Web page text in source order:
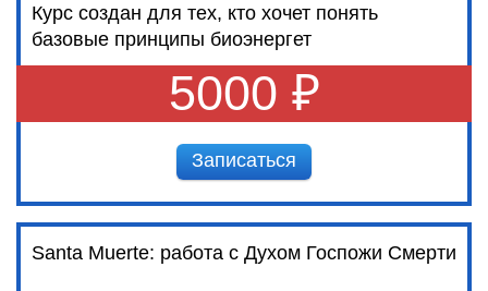
Курс создан для тех, кто хочет понять
базовые принципы биоэнергет
5000 ₽
Записаться
Santa Muerte: работа с Духом Госпожи Смерти